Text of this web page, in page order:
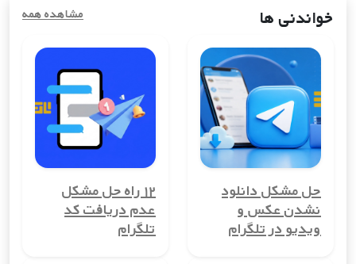
مارتن
استفاده از شماره مجازی کشورسینت مارتن در دنیای دیجیتال امروز،
مزایای زیادی به همراه دارد. از حفظ حریم خصوصی گرفته تا کاهش
هزینه‌های ارتباطی، این ابزار می‌تواند به شما در ایجاد تجربه‌ای امن و
مقرون به صرفه کمک کند.
یکی از بزرگ‌ترین مزایای شماره مجازی کشورسینت مارتن، حفظ حریم
خصوصی کاربران است. با استفاده از این شماره‌ها، می‌توانید شماره
خواندنی ها مشاهده همه
حل مشکل دانلود
نشدن عکس و
ویدیو در تلگرام
۱۲ راه حل مشکل
عدم دریافت کد
تلگرام